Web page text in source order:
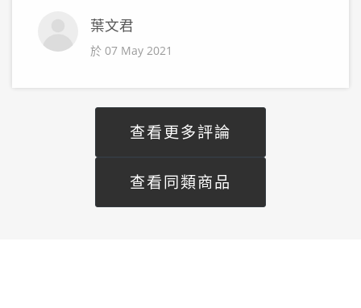
葉文君
於 07 May 2021
查看更多評論
查看同類商品